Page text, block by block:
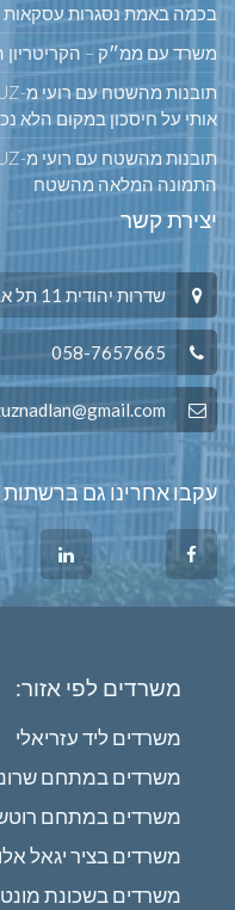
בכמה באמת נסגרות
משרד עם ממ״ק –
אותי על חיסכון במקום הלא
התמונה המלאה מהשטח
יצירת קשר
שדרות יהודית 11 תל אביב
עקבו אחרינו גם
משרדים לפי אזור:
משרדים ליד עזריאלי
משרדים במתחם
משרדים במתחם
משרדים בציר יגאל
משרדים בשכונת